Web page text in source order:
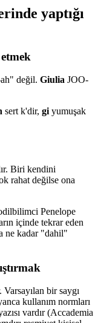
yaptığı
değil. Giulia JOO-
sert k'dir, giyumuşak
Biri kendini
rahat değilse ona
Penelope
içinde tekrar eden
ne kadar "dahil"
bir saygı
kullanım normları
vardır (Accademia